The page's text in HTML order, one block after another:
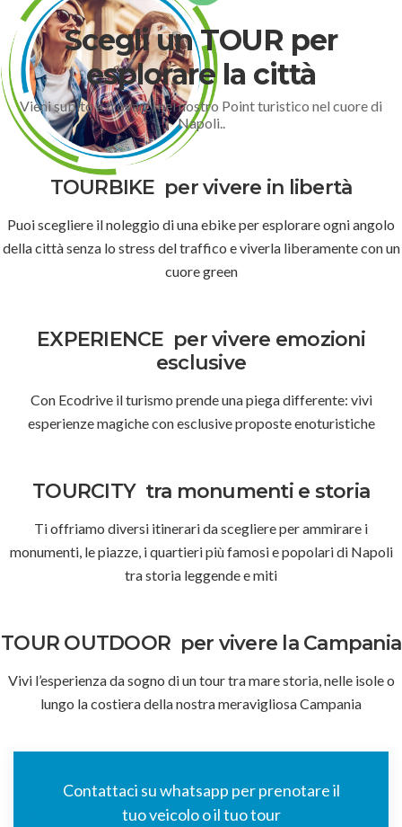
Scegli un TOUR per
esplorare la città
Vieni subito a trovarci nel nostro Point turistico nel cuore di
Napoli..
TOURBIKE per vivere in libertà
Puoi scegliere il noleggio di una ebike per esplorare ogni angolo
della città senza lo stress del traffico e viverla liberamente con un
cuore green
EXPERIENCE per vivere emozioni
esclusive
Con Ecodrive il turismo prende una piega differente: vivi
esperienze magiche con esclusive proposte enoturistiche
TOURCITY tra monumenti e storia
Ti offriamo diversi itinerari da scegliere per ammirare i
monumenti, le piazze, i quartieri più famosi e popolari di Napoli
tra storia leggende e miti
TOUR OUTDOOR per vivere la Campania
Vivi l’esperienza da sogno di un tour tra mare storia, nelle isole o
lungo la costiera della nostra meravigliosa Campania
Contattaci su whatsapp per prenotare il
tuo veicolo o il tuo tour